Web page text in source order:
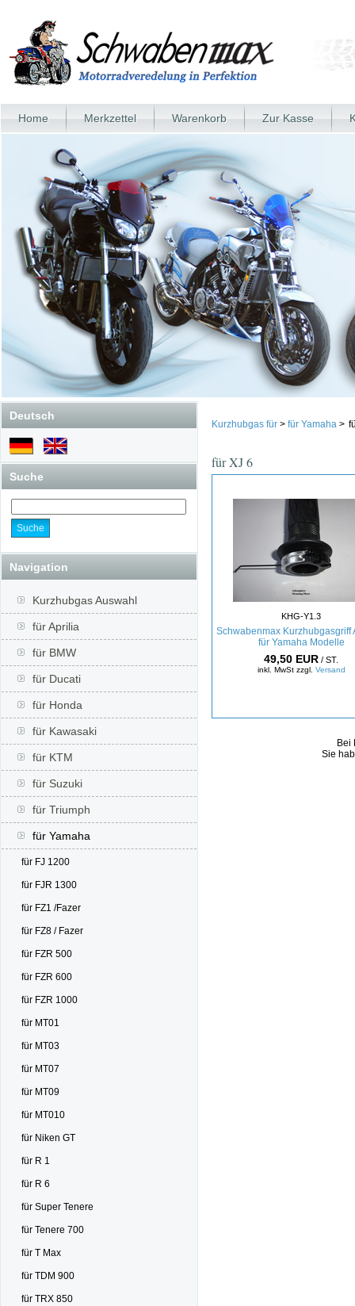
Home Merkzettel Warenkorb Zur Kasse
Deutsch
Suche
Navigation
Kurzhubgas Auswahl
für Aprilia
für BMW
für Ducati
für Honda
für Kawasaki
für KTM
für Suzuki
für Triumph
für Yamaha
für FJ 1200
für FJR 1300
für FZ1 /Fazer
für FZ8 / Fazer
für FZR 500
für FZR 600
für FZR 1000
für MT01
für MT03
für MT07
für MT09
für MT010
für Niken GT
für R 1
für R 6
für Super Tenere
für Tenere 700
für T Max
für TDM 900
für TRX 850
Kurzhubgas für > für Yamaha >
für XJ 6
KHG-Y1.3
Schwabenmax Kurzhubgasgriff
für Yamaha Modelle
49,50 EUR / ST.
inkl. MwSt zzgl. Versand
Bei
Sie